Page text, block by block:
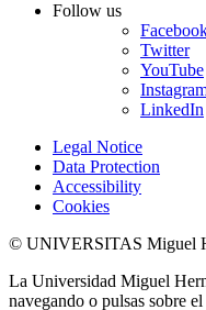
Follow us
Twitter
YouTube
LinkedIn
Legal Notice
Data Protection
Accessibility
Cookies
© UNIVERSITAS Miguel
La Universidad Miguel
navegando o pulsas sobre